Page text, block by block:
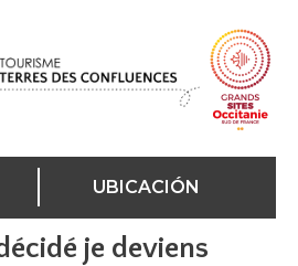
UBICACIÓN
je deviens